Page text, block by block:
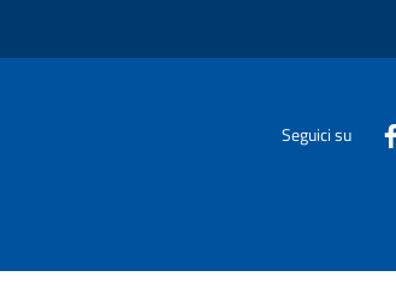
Seguici su